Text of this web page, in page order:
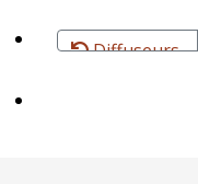
Diffuseurs,